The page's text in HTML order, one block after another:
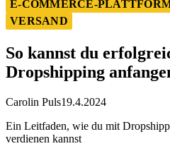
E-COMMERCE-
VERSAND
So kannst du
Dropshipping
Carolin Puls19.4.2024
Ein Leitfaden, wie du mit
verdienen kannst